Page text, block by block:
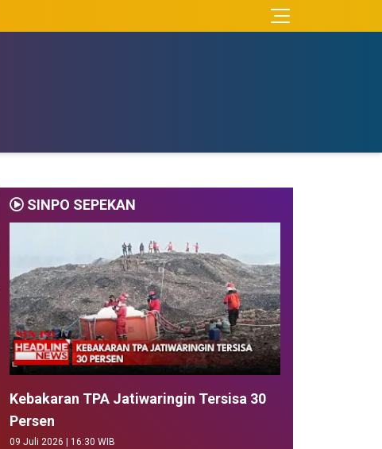
SINPO SEPEKAN
Kebakaran TPA Jatiwaringin Tersisa 30
Persen
09 Juli 2026 | 16:30 WIB